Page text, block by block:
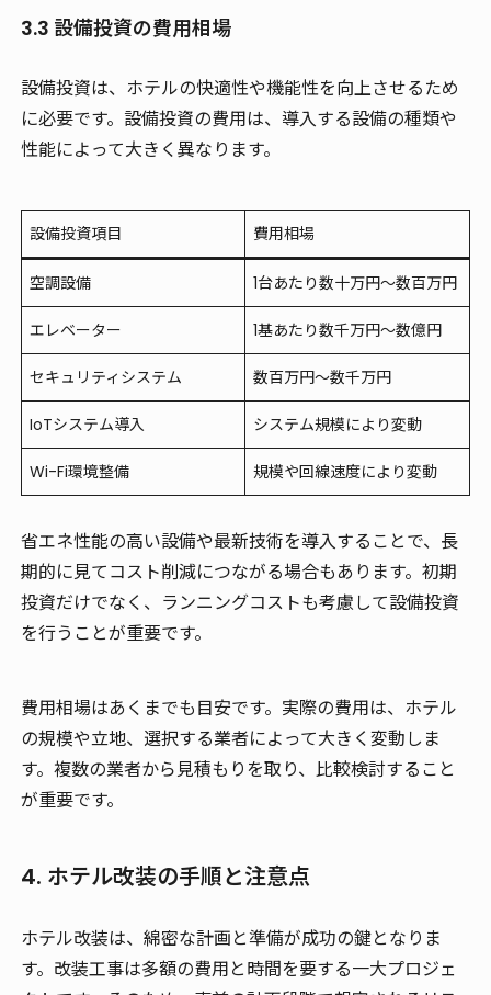
3.3 設備投資の費用相場
設備投資は、ホテルの快適性や機能性を向上させるため
に必要です。設備投資の費用は、導入する設備の種類や
性能によって大きく異なります。
設備投資項目 費用相場
空調設備 1台あたり数十万円～数百万円
エレベーター 1基あたり数千万円～数億円
セキュリティシステム 数百万円～数千万円
IoTシステム導入 システム規模により変動
Wi-Fi環境整備 規模や回線速度により変動
省エネ性能の高い設備や最新技術を導入することで、長
期的に見てコスト削減につながる場合もあります。初期
投資だけでなく、ランニングコストも考慮して設備投資
を行うことが重要です。
費用相場はあくまでも目安です。実際の費用は、ホテル
の規模や立地、選択する業者によって大きく変動しま
す。複数の業者から見積もりを取り、比較検討すること
が重要です。
4. ホテル改装の手順と注意点
ホテル改装は、綿密な計画と準備が成功の鍵となりま
す。改装工事は多額の費用と時間を要する一大プロジェ